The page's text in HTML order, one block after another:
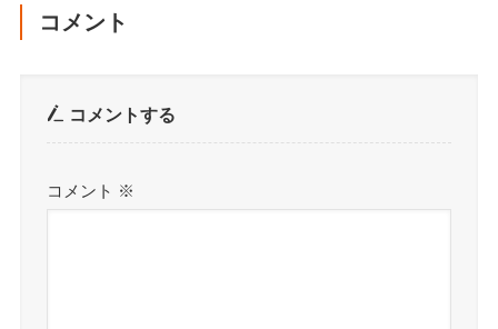
コメント
コメントする
コメント ※